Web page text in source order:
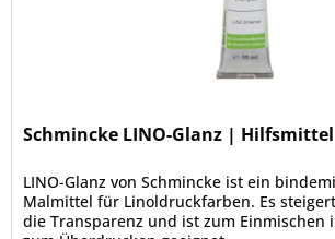
Schmincke LINO-Glanz | Hilfsmittel
LINO-Glanz von Schmincke ist ein
Malmittel für Linoldruckfarben. Es
die Transparenz und ist zum Einmischen